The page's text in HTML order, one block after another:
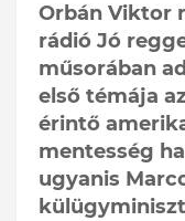
Orbán Viktor
rádió Jó
műsorában
első témája
érintő
mentesség
ugyanis